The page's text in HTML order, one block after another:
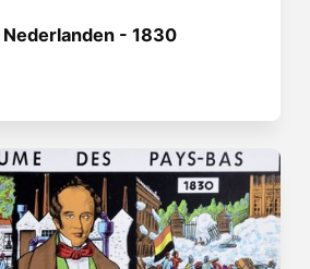
- 1830